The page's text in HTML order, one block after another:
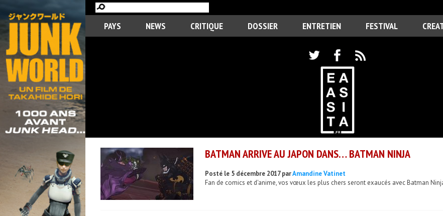
PAYS NEWS CRITIQUE DOSSIER ENTRETIEN FESTIVAL
BATMAN ARRIVE AU JAPON DANS… BATMAN NINJA
Posté le 5 décembre 2017 parAmandine Vatinet
Fan de comics et d'anime, vos vœux les plus chers seront exaucés avec Batman